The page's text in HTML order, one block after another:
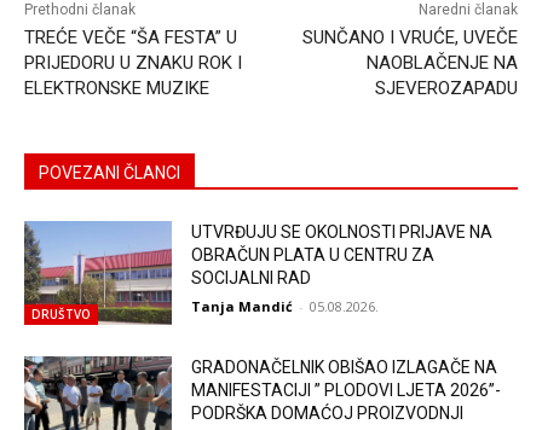
Prethodni članak
TREĆE VEČE “ŠA FESTA” U
PRIJEDORU U ZNAKU ROK I
ELEKTRONSKE MUZIKE
Naredni članak
SUNČANO I VRUĆE, UVEČE
NAOBLAČENJE NA
SJEVEROZAPADU
POVEZANI ČLANCI
DRUŠTVO
UTVRĐUJU SE OKOLNOSTI PRIJAVE NA
OBRAČUN PLATA U CENTRU ZA
SOCIJALNI RAD
Tanja Mandić - 05.08.2026.
GRADONAČELNIK OBIŠAO IZLAGAČE NA
MANIFESTACIJI ” PLODOVI LJETA 2026”-
PODRŠKA DOMAĆOJ PROIZVODNJI